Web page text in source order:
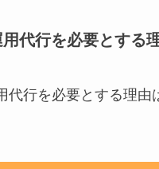
代行を必要とする
代行を必要とする理由